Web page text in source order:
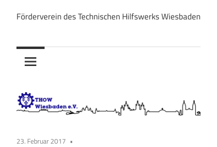
Inhalt
THOW
Wiesbaden
Förderverein des Technischen Hilfswerks Wiesbaden
23. Februar 2017